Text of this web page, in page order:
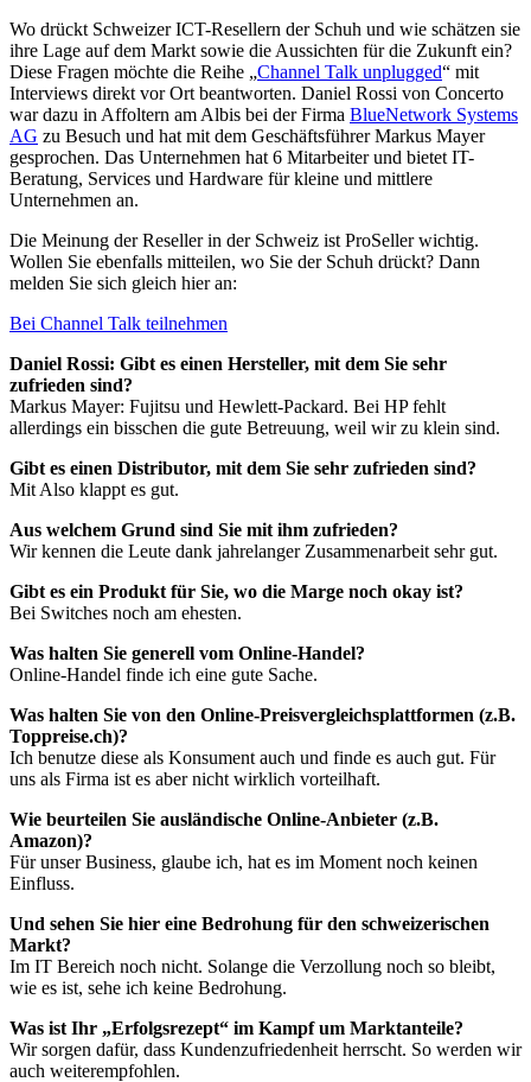
Wo drückt Schweizer ICT-Resellern der Schuh und wie schätzen sie
ihre Lage auf dem Markt sowie die Aussichten für die Zukunft ein?
Diese Fragen möchte die Reihe „Channel Talk unplugged“ mit
Interviews direkt vor Ort beantworten. Daniel Rossi von Concerto
war dazu in Affoltern am Albis bei der Firma BlueNetwork Systems
AG zu Besuch und hat mit dem Geschäftsführer Markus Mayer
gesprochen. Das Unternehmen hat 6 Mitarbeiter und bietet IT-
Beratung, Services und Hardware für kleine und mittlere
Unternehmen an.
Die Meinung der Reseller in der Schweiz ist ProSeller wichtig.
Wollen Sie ebenfalls mitteilen, wo Sie der Schuh drückt? Dann
melden Sie sich gleich hier an:
Bei Channel Talk teilnehmen
Daniel Rossi: Gibt es einen Hersteller, mit dem Sie sehr
zufrieden sind?
Markus Mayer: Fujitsu und Hewlett-Packard. Bei HP fehlt
allerdings ein bisschen die gute Betreuung, weil wir zu klein sind.
Gibt es einen Distributor, mit dem Sie sehr zufrieden sind?
Mit Also klappt es gut.
Aus welchem Grund sind Sie mit ihm zufrieden?
Wir kennen die Leute dank jahrelanger Zusammenarbeit sehr gut.
Gibt es ein Produkt für Sie, wo die Marge noch okay ist?
Bei Switches noch am ehesten.
Was halten Sie generell vom Online-Handel?
Online-Handel finde ich eine gute Sache.
Was halten Sie von den Online-Preisvergleichsplattformen (z.B.
Toppreise.ch)?
Ich benutze diese als Konsument auch und finde es auch gut. Für
uns als Firma ist es aber nicht wirklich vorteilhaft.
Wie beurteilen Sie ausländische Online-Anbieter (z.B.
Amazon)?
Für unser Business, glaube ich, hat es im Moment noch keinen
Einfluss.
Und sehen Sie hier eine Bedrohung für den schweizerischen
Markt?
Im IT Bereich noch nicht. Solange die Verzollung noch so bleibt,
wie es ist, sehe ich keine Bedrohung.
Was ist Ihr „Erfolgsrezept“ im Kampf um Marktanteile?
Wir sorgen dafür, dass Kundenzufriedenheit herrscht. So werden wir
auch weiterempfohlen.